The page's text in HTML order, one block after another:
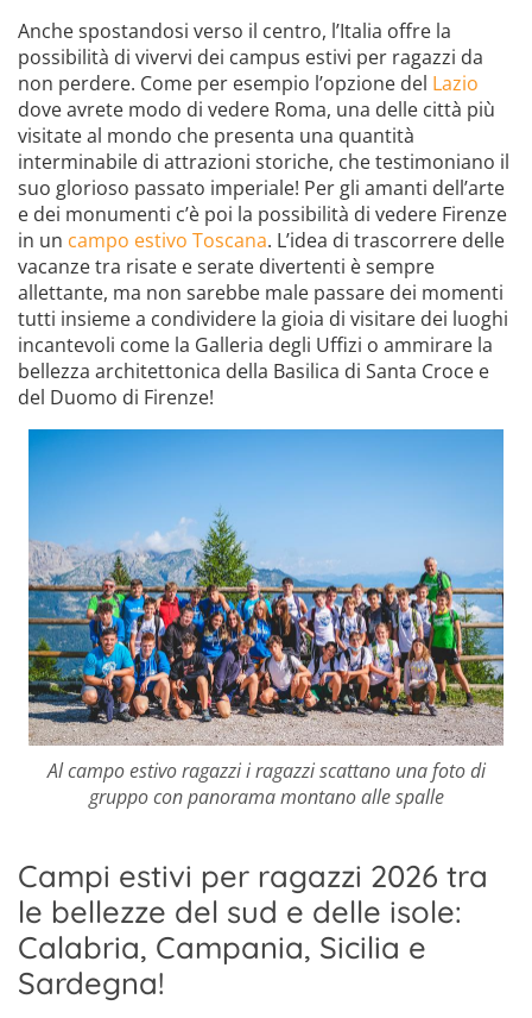
Anche spostandosi verso il centro, l’Italia offre la
possibilità di vivervi dei campus estivi per ragazzi da
non perdere. Come per esempio l’opzione del Lazio
dove avrete modo di vedere Roma, una delle città più
visitate al mondo che presenta una quantità
interminabile di attrazioni storiche, che testimoniano il
suo glorioso passato imperiale! Per gli amanti dell’arte
e dei monumenti c’è poi la possibilità di vedere Firenze
in un campo estivo Toscana. L’idea di trascorrere delle
vacanze tra risate e serate divertenti è sempre
allettante, ma non sarebbe male passare dei momenti
tutti insieme a condividere la gioia di visitare dei luoghi
incantevoli come la Galleria degli Uffizi o ammirare la
bellezza architettonica della Basilica di Santa Croce e
del Duomo di Firenze!
Al campo estivo ragazzi i ragazzi scattano una foto di
gruppo con panorama montano alle spalle
Campi estivi per ragazzi 2026 tra
le bellezze del sud e delle isole:
Calabria, Campania, Sicilia e
Sardegna!